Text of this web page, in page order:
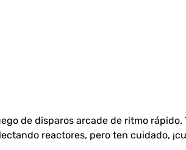
de disparos arcade de ritmo
reactores, pero ten cuidado,